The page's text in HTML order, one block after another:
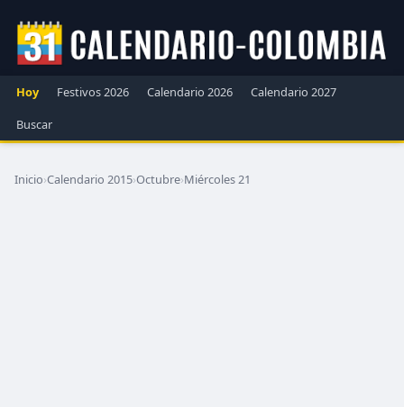
Hoy Festivos 2026 Calendario 2026
Calendario 2027
Buscar
Inicio›Calendario 2015›Octubre›Miércoles 21